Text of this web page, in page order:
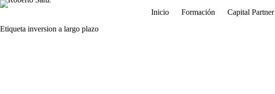
Saltar
Inicio Formación Capital Partner
Etiqueta inversion a largo plazo